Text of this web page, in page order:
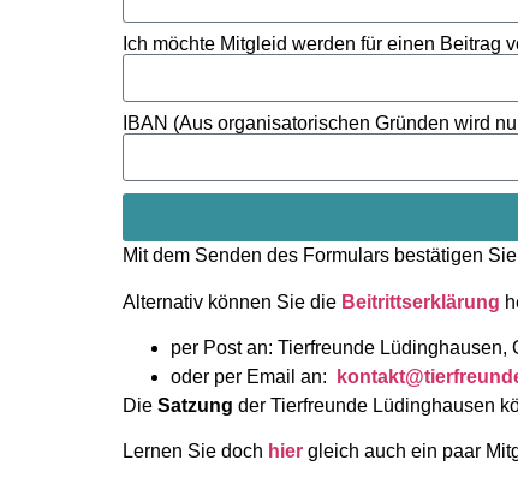
Ich möchte Mitgleid werden für einen Beitrag
IBAN (Aus organisatorischen Gründen wird
Mit dem Senden des Formulars bestätigen
Alternativ können Sie die Beitrittserklärung
per Post an: Tierfreunde Lüdinghausen,
oder per Email an:
Die Satzung der Tierfreunde Lüdinghausen
Lernen Sie doch hier gleich auch ein paar